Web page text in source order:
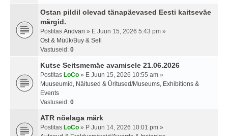
Ostan pildil olevad tänapäevased Eesti kaitseväe
märgid.
Postitas Andvari » E Juun 15, 2026 5:43 pm »
Ost & Müük/Buy & Sell
Vastuseid: 0
Kutse Seitsmemäe avamisele 21.06.2026
Postitas LoCo » E Juun 15, 2026 10:55 am »
Muuseumid, Näitused & Üritused/Museums, Exhibitions &
Events
Vastuseid: 0
ATR nõelaga märk
Postitas LoCo » P Juun 14, 2026 10:01 pm »